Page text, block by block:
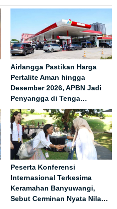
Airlangga Pastikan Harga
Pertalite Aman hingga
Desember 2026, APBN Jadi
Penyangga di Tenga…
Peserta Konferensi
Internasional Terkesima
Keramahan Banyuwangi,
Sebut Cerminan Nyata Nila…